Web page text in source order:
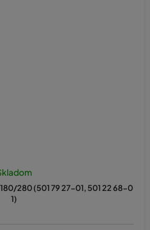
280 (501 79 27-01, 501 22 68-0
1)